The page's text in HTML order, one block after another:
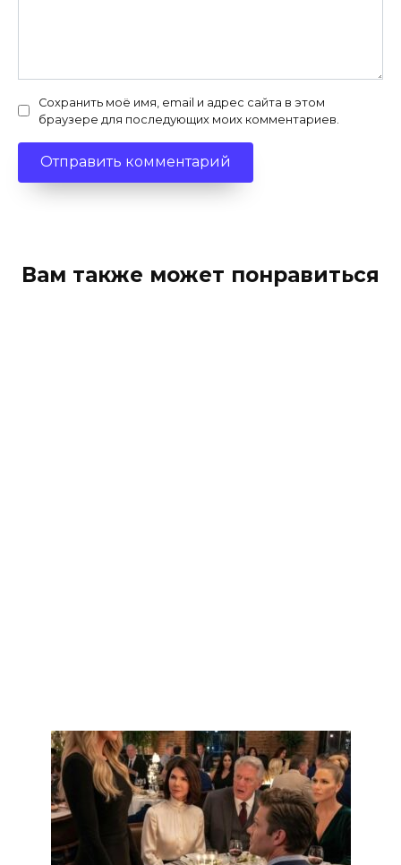
Сохранить моё имя, email и адрес сайта в этом
браузере для последующих моих комментариев.
Вам также может понравиться